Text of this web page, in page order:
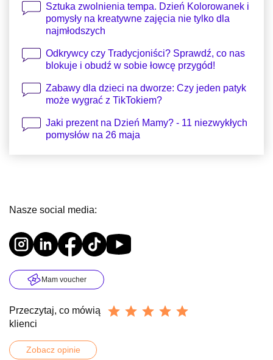
Sztuka zwolnienia tempa. Dzień Kolorowanek i
pomysły na kreatywne zajęcia nie tylko dla
najmłodszych
Odkrywcy czy Tradycjoniści? Sprawdź, co nas
blokuje i obudź w sobie łowcę przygód!
Zabawy dla dzieci na dworze: Czy jeden patyk
może wygrać z TikTokiem?
Jaki prezent na Dzień Mamy? - 11 niezwykłych
pomysłów na 26 maja
Nasze social media:
Mam voucher
Przeczytaj, co mówią
klienci
Zobacz opinie